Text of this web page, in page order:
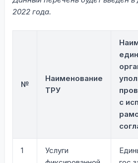
2022 года.
№
Наименование
ТРУ
с
1
Услуги